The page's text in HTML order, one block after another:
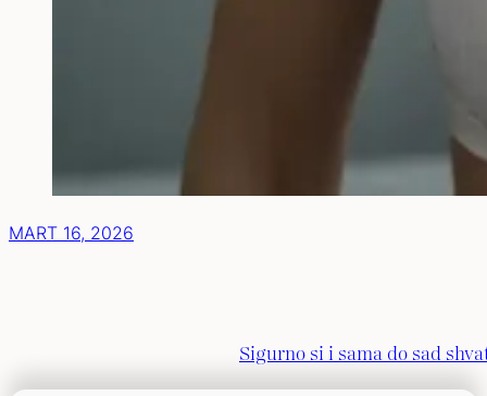
MART 16, 2026
Sigurno si i sama do sad